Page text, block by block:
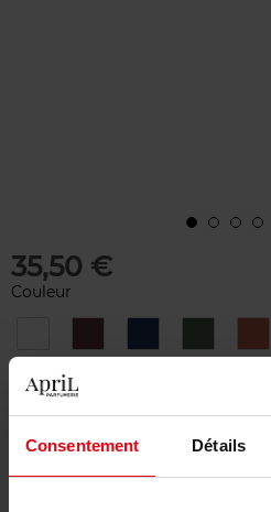
Consentement Détails
35,50 €
Couleur
GR BLEU
88
42